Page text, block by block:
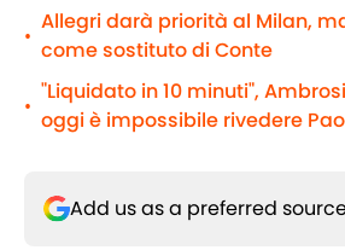
•
Allegri darà priorità al Milan,
come sostituto di Conte
•
"Liquidato in 10 minuti",
oggi è impossibile rivedere
Add us as a preferred